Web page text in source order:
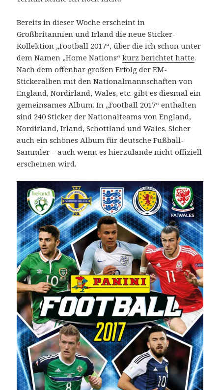
Bereits in dieser Woche erscheint in
Großbritannien und Irland die neue Sticker-
Kollektion „Football 2017“, über die ich schon unter
dem Namen „Home Nations“kurz berichtet hatte.
Nach dem offenbar großen Erfolg der EM-
Stickeralben mit den Nationalmannschaften von
England, Nordirland, Wales, etc. gibt es diesmal ein
gemeinsames Album. In „Football 2017“ enthalten
sind 240 Sticker der Nationalteams von England,
Nordirland, Irland, Schottland und Wales. Sicher
auch ein schönes Album für deutsche Fußball-
Sammler – auch wenn es hierzulande nicht offiziell
erscheinen wird.